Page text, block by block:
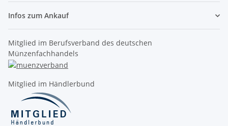
Infos zum Ankauf
Mitglied im Berufsverband des deutschen
Münzenfachhandels
Mitglied im Händlerbund